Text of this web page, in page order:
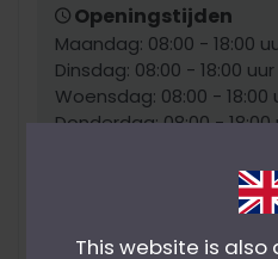
Openingstijden
Maandag: 08:00 - 18:00
Dinsdag: 08:00 - 18:00 uur
Woensdag: 08:00 - 18:00
Donderdag: 08:00 - 18:00
Producten:
Click
This website is also